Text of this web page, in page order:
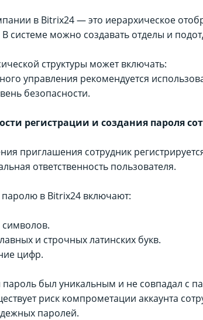
в Bitrix24 — это иерархическое
системе можно создавать отделы и
структуры может включать:
управления рекомендуется
безопасности.
регистрации и создания пароля
приглашения сотрудник
ответственность пользователя.
в Bitrix24 включают:
и строчных латинских букв.
цифр.
был уникальным и не совпадал с
риск компрометации аккаунта
паролей.